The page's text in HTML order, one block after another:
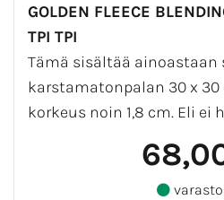
GOLDEN FLEECE
TPI TPI
Tämä sisältää
karstamatonpalan 30 x 30
korkeus noin 1,8 cm. Eli ei